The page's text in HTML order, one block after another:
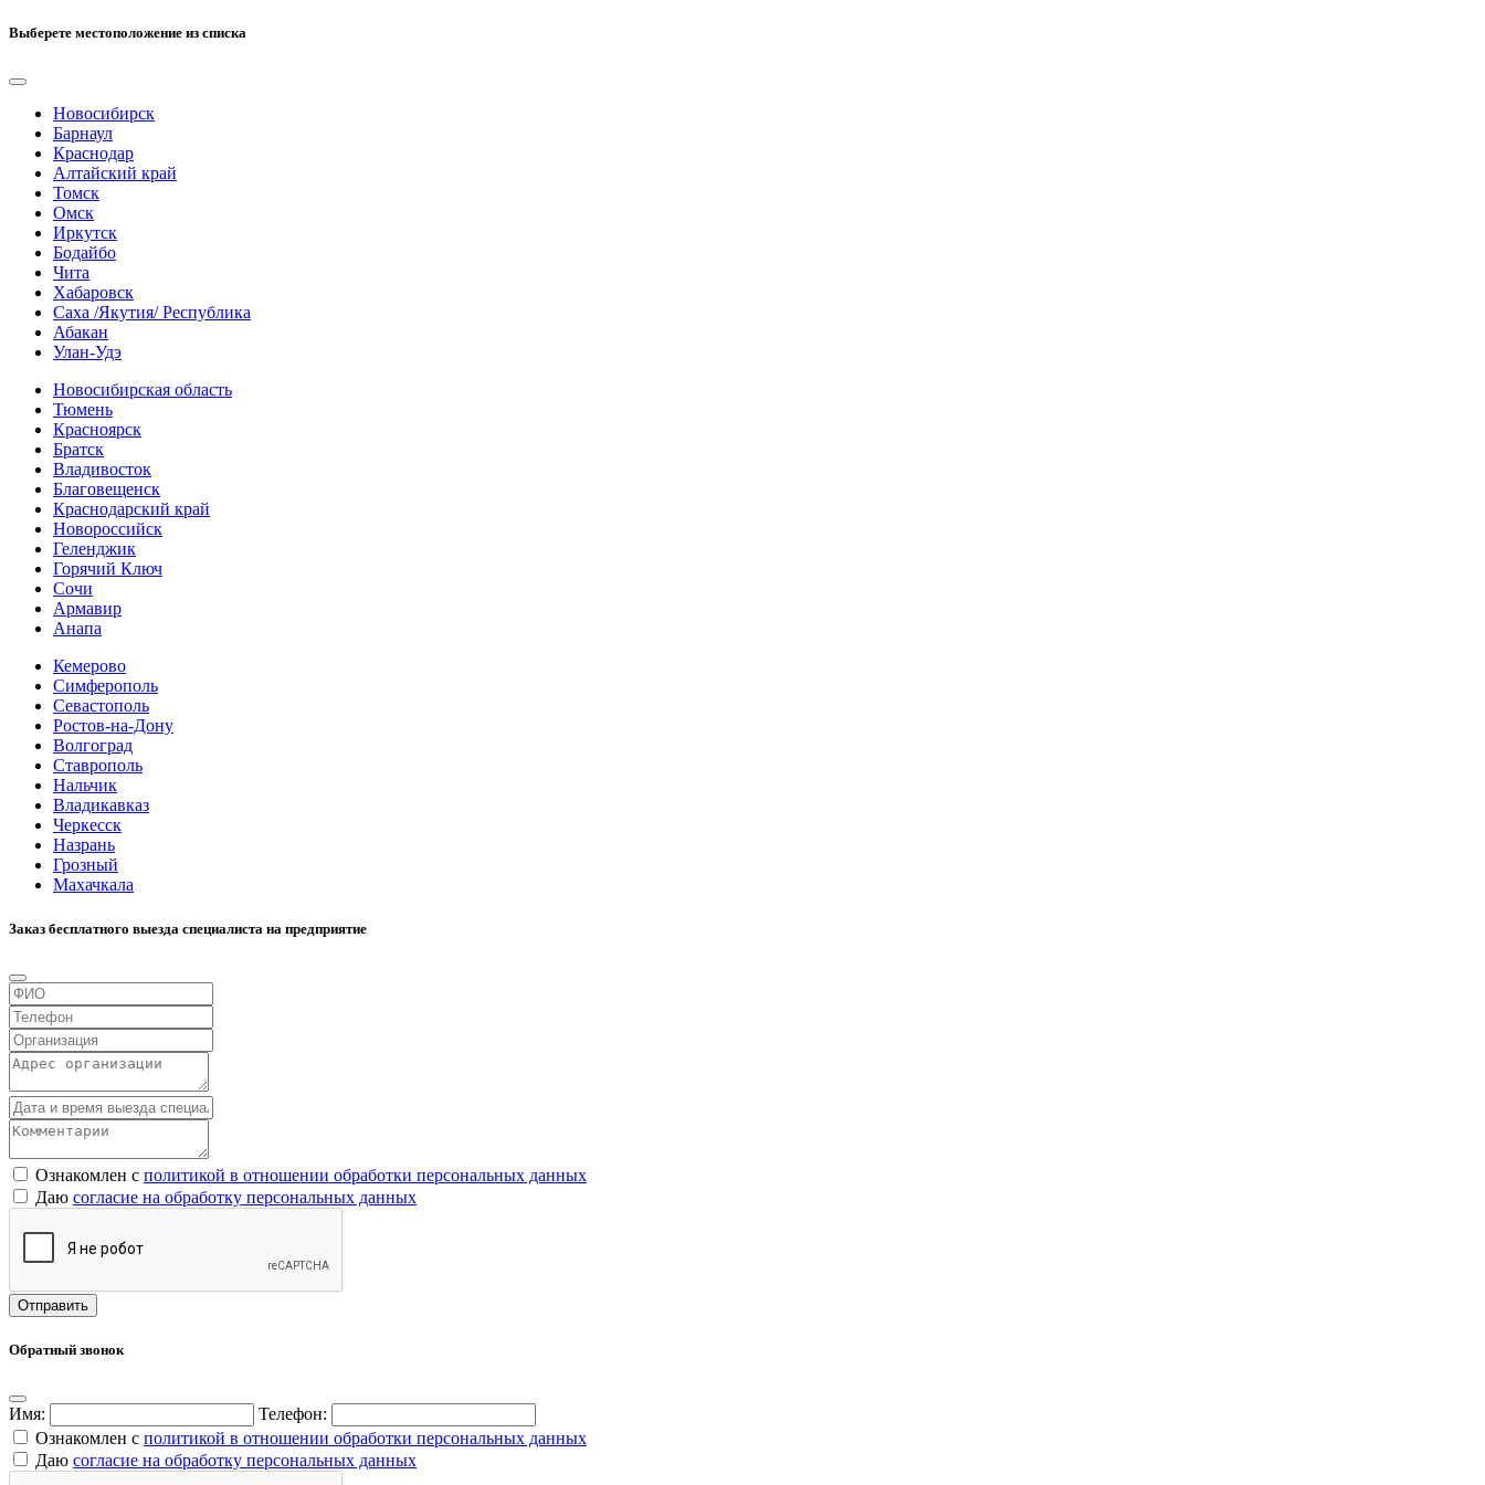
Выберете местоположение из списка
Новосибирск
Барнаул
Краснодар
Алтайский край
Томск
Омск
Иркутск
Бодайбо
Чита
Хабаровск
Саха /Якутия/ Республика
Абакан
Улан-Удэ
Новосибирская область
Тюмень
Красноярск
Братск
Владивосток
Благовещенск
Краснодарский край
Новороссийск
Геленджик
Горячий Ключ
Сочи
Армавир
Анапа
Кемерово
Симферополь
Севастополь
Ростов-на-Дону
Волгоград
Ставрополь
Нальчик
Владикавказ
Черкесск
Назрань
Грозный
Махачкала
Заказ бесплатного выезда специалиста на предприятие
Ознакомлен с политикой в отношении обработки персональных данных
Даю согласие на обработку персональных данных
Обратный звонок
Имя:
Телефон:
Ознакомлен с политикой в отношении обработки персональных данных
Даю согласие на обработку персональных данных